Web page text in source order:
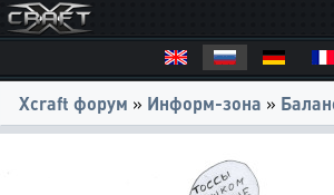
Xcraft форум » Информ-зона »